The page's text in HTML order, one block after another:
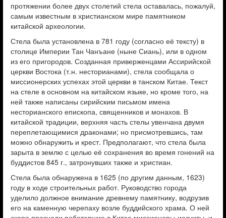
протяжении более двух столетий стела оставалась, пожалуй,
самым известным в христианском мире памятником
китайской археологии.
Стела была установлена в 781 году (согласно её тексту) в
столице Империи Тан Чанъане (ныне Сиань), или в одном
из его пригородов. Созданная приверженцами Ассирийской
церкви Востока (т.н. несторианами), стела сообщала о
миссионерских успехах этой церкви в танском Китае. Текст
на стеле в основном на китайском языке, но кроме того, на
ней также написаны сирийским письмом имена
несторианского епископа, священников и монахов. В
китайской традиции, верхняя часть стелы увенчана двумя
переплетающимися драконами; но присмотревшись, там
можно обнаружить и крест. Предполагают, что стела была
зарыта в землю с целью её сохранения во время гонений на
буддистов 845 г., затронувших также и христиан.
Стела была обнаружена в 1625 (по другим данным, 1623)
году в ходе строительных работ. Руководство города
уделило должное внимание древнему памятнику, водрузив
его на каменную черепаху возле буддийского храма. О ней